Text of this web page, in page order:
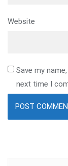
Website
Save my
next time I